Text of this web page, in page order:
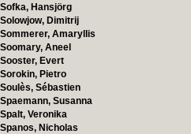
Sofka, Hansjörg
Solowjow, Dimitrij
Sommerer, Amaryllis
Soomary, Aneel
Sooster, Evert
Sorokin, Pietro
Soulès, Sébastien
Spaemann, Susanna
Spalt, Veronika
Spanos, Nicholas